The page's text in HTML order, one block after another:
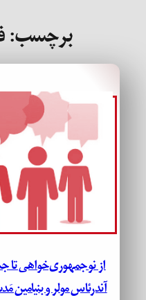
برچسب:
از نوجمهوری‌خواهی
آندرئاس مولر و